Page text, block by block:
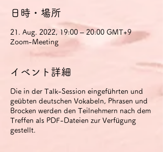
日時・場所
21. Aug. 2022, 19:00 – 20:00 GMT+9
Zoom-Meeting
イベント詳細
Die in der Talk-Session eingeführten und
geübten deutschen Vokabeln, Phrasen und
Brocken werden den Teilnehmern nach dem
Treffen als PDF-Dateien zur Verfügung
gestellt.